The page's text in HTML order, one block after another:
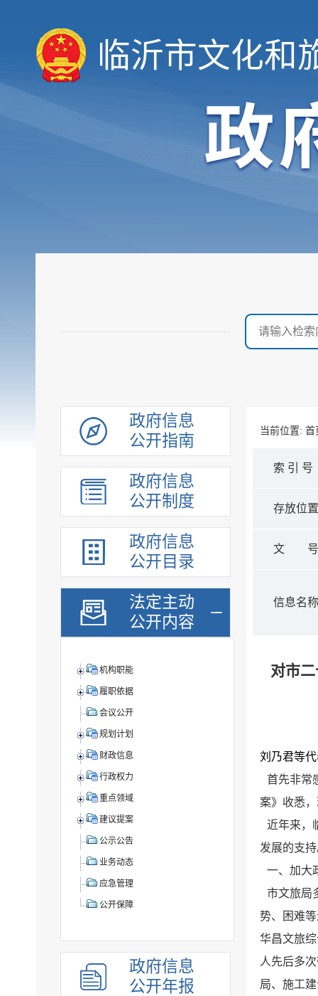
临沂市文化和
政府信息
公开指南
政府信息
公开制度
政府信息
公开目录
法定主动
公开内容
机构职能
履职依据
会议公开
规划计划
财政信息
行政权力
重点领域
建议提案
公示公告
业务动态
应急管理
公开保障
政府信息
公开年报
当前位置: 首
索 引 号
存放位
文
信息名
对市
刘乃君等
首先非常
案》收悉
近年来，
发展的支
一、加大
市文旅局
势、困难
华昌文旅
人先后多
局、施工